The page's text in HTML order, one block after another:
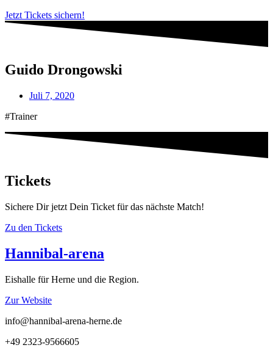
Jetzt Tickets sichern!
Guido Drongowski
Juli 7, 2020
#Trainer
Tickets
Sichere Dir jetzt Dein Ticket für das nächste Match!
Zu den Tickets
Hannibal-arena
Eishalle für Herne und die Region.
Zur Website
info@hannibal-arena-herne.de
+49 2323-9566605